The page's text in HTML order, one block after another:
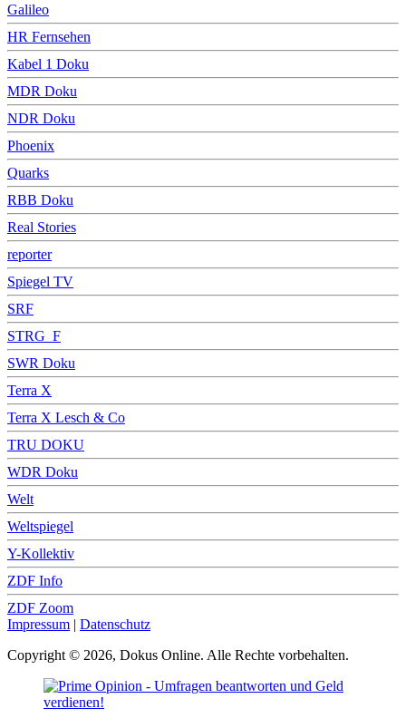
Galileo
HR Fernsehen
Kabel 1 Doku
MDR Doku
NDR Doku
Phoenix
Quarks
RBB Doku
Real Stories
reporter
Spiegel TV
SRF
STRG_F
SWR Doku
Terra X
Terra X Lesch & Co
TRU DOKU
WDR Doku
Welt
Weltspiegel
Y-Kollektiv
ZDF Info
ZDF Zoom
Impressum | Datenschutz
Copyright © 2026, Dokus Online. Alle Rechte vorbehalten.